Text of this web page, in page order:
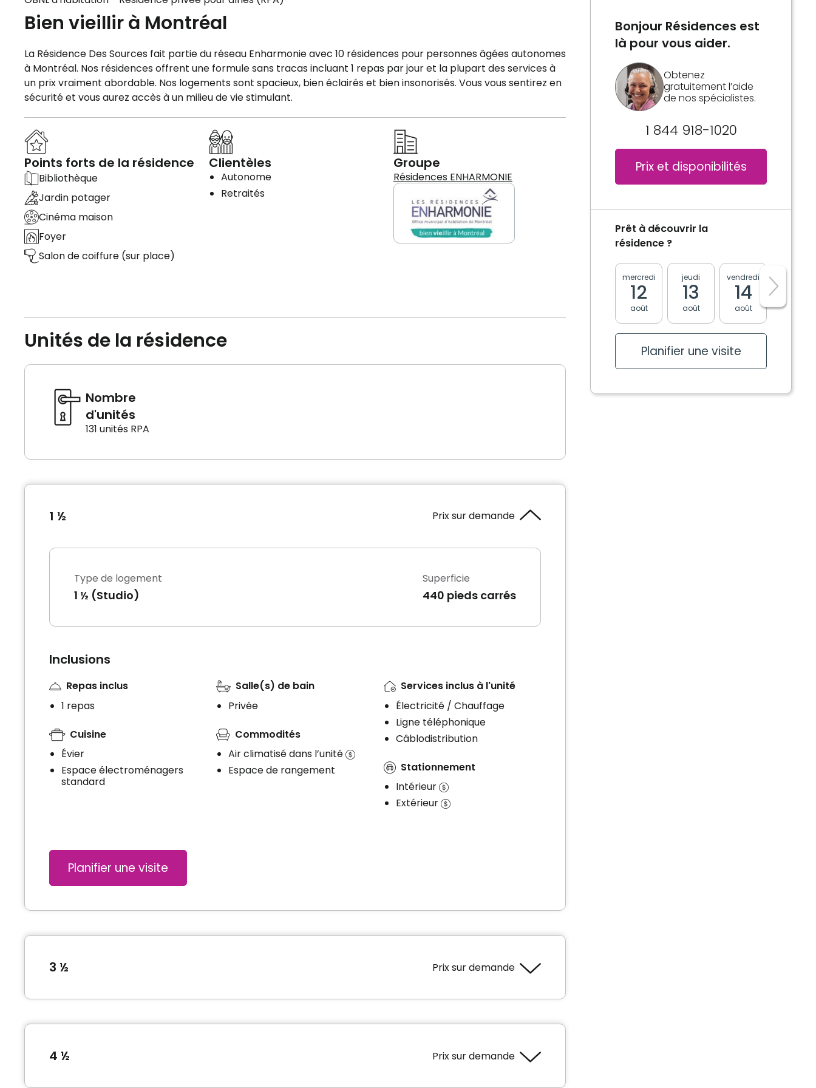
Bien vieillir à Montréal
La Résidence Des Sources fait partie du réseau Enharmonie avec 10 résidences pour personnes âgées autonomes
à Montréal. Nos résidences offrent une formule sans tracas incluant 1 repas par jour et la plupart des services à
un prix vraiment abordable. Nos logements sont spacieux, bien éclairés et bien insonorisés. Vous vous sentirez en
sécurité et vous aurez accès à un milieu de vie stimulant.
Points forts de la résidence
Bibliothèque
Jardin potager
Cinéma maison
Foyer
Salon de coiffure (sur place)
Clientèles
Autonome
Retraités
Groupe
Résidences ENHARMONIE
Unités de la résidence
Nombre
d'unités
131 unités RPA
1 ½ Prix sur demande
Type de logement
1 ½ (Studio)
Superficie
440 pieds carrés
Inclusions
Repas inclus
1 repas
Cuisine
Évier
Espace électroménagers
standard
Salle(s) de bain
Privée
Commodités
Air climatisé dans l’unité
Espace de rangement
Services inclus à l'unité
Électricité / Chauffage
Ligne téléphonique
Câblodistribution
Stationnement
Intérieur
Extérieur
Planifier une visite
3 ½ Prix sur demande
4 ½ Prix sur demande
Bonjour Résidences est
là pour vous aider.
Obtenez
gratuitement l’aide
de nos spécialistes.
1 844 918-1020
Prix et disponibilités
Prêt à découvrir la
résidence ?
mercredi
12
août
jeudi
13
août
vendredi
14
août août
Planifier une visite